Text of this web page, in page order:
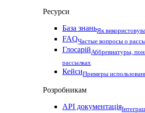
Ресурси
База знаньЯк
FAQЧастые вопросы о
ГлосарійАббревиатуры,
рассылках
КейсиПримеры
Розробникам
API документація